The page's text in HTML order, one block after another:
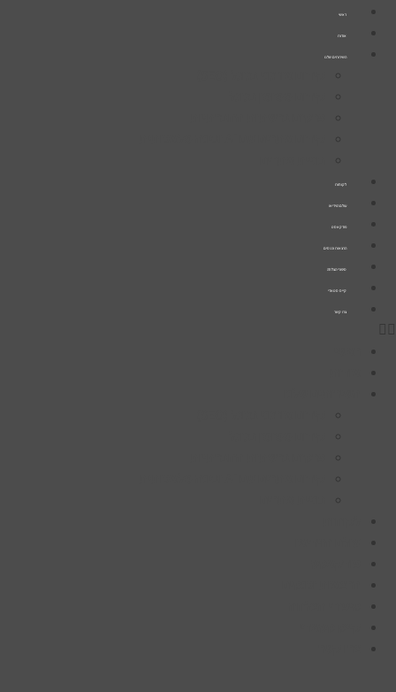
דלג
לתוכן
ראשי
אודות
השירותים שלנו
לקוחות
עולם הוידיאו
פודקאסט
הרצאות וכנסים
סיפורי הצלחה
קייס סטאדי
צרו קשר